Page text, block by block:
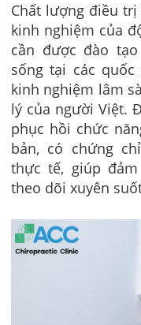
Chất lượng điều
kinh nghiệm của
cần được đào
sống tại các
kinh nghiệm lâm
lý của người Việt.
phục hồi chức
bản, có chứng
thực tế, giúp
theo dõi xuyên